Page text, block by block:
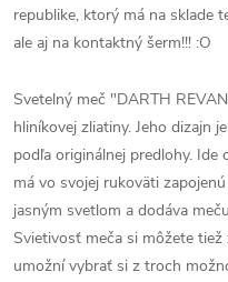
republike, ktorý má na sklade
ale aj na kontaktný šerm!!! :O
Svetelný meč "DARTH
hliníkovej zliatiny. Jeho dizajn
podľa originálnej predlohy. Ide
má vo svojej rukoväti
jasným svetlom a dodáva
Svietivosť meča si môžete
umožní vybrať si z troch